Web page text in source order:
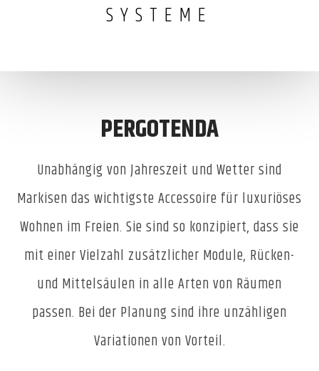
SYSTEME
PERGOTENDA
Unabhängig von Jahreszeit und Wetter sind
Markisen das wichtigste Accessoire für luxuriöses
Wohnen im Freien. Sie sind so konzipiert, dass sie
mit einer Vielzahl zusätzlicher Module, Rücken-
und Mittelsäulen in alle Arten von Räumen
passen. Bei der Planung sind ihre unzähligen
Variationen von Vorteil.